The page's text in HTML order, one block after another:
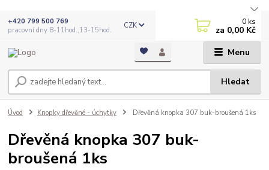
Menu
CZK
Hledat
+420 799 500 769
pracovní dny 8-11hod.,13-15hod.
0 ks
za 0,00 Kč
Úvod Knopky dřevěné - úchytky Dřevěná knopka 307 buk-broušená 1ks
Dřevěná knopka 307 buk-
broušená 1ks